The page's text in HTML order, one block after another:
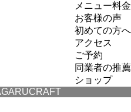
メニュー料金
お客様の声
初めての方へ
アクセス
ご予約
同業者の推薦
ショップ